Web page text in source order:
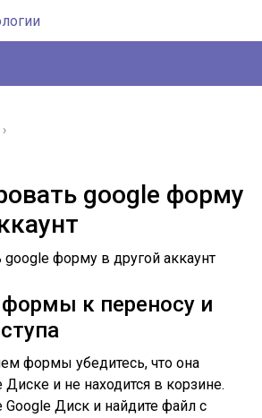
›
google форму
к переносу и
формы убедитесь, что она
Диске и не находится в корзине.
Google Диск и найдите файл с